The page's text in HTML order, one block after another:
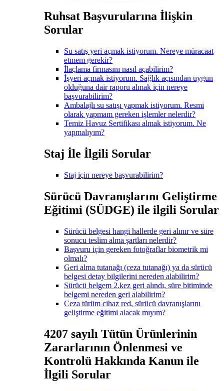
Ruhsat Başvurularına İlişkin
Sorular
Su satış yeri açmak istiyorum. Nereye müracaat
etmem gerekir?
İlaçlama firmasını nasıl açabilirim?
İşyeri açmak istiyorum. Sağlık açısından uygun
olduğuna dair raporu almak için nereye
başvurabilirim?
Ambalajlı su satışı yapmak istiyorum. Resmi
olarak yapmam gereken işlemler nelerdir?
Temiz Havuz Sertifikası almak istiyorum. Ne
yapmalıyım?
Staj İle İlgili Sorular
Staj için nereye başvurabilirim?
Sürücü Davranışlarını Geliştirme
Eğitimi (SÜDGE) ile ilgili Sorular
Sürücü belgesi hangi hallerde geri alınır ve süre
sonucu teslim alma şartları nelerdir?
Başvuru için gereken fotoğraflar biometrik mi
olmalı?
Geri alma tutanağı (ceza tutanağı) ya da sürücü
belgesi detay bilgilerini nereden alabilirim?
Sürücü belgem 2.kez geri alındı, süre bitiminde
belgemi nereden geri alabilirim?
Ceza türüm cihaz red, sürücü davranışlarını
geliştirme eğitimi alacak mıyım?
4207 sayılı Tütün Ürünlerinin
Zararlarının Önlenmesi ve
Kontrolü Hakkında Kanun ile
İlgili Sorular